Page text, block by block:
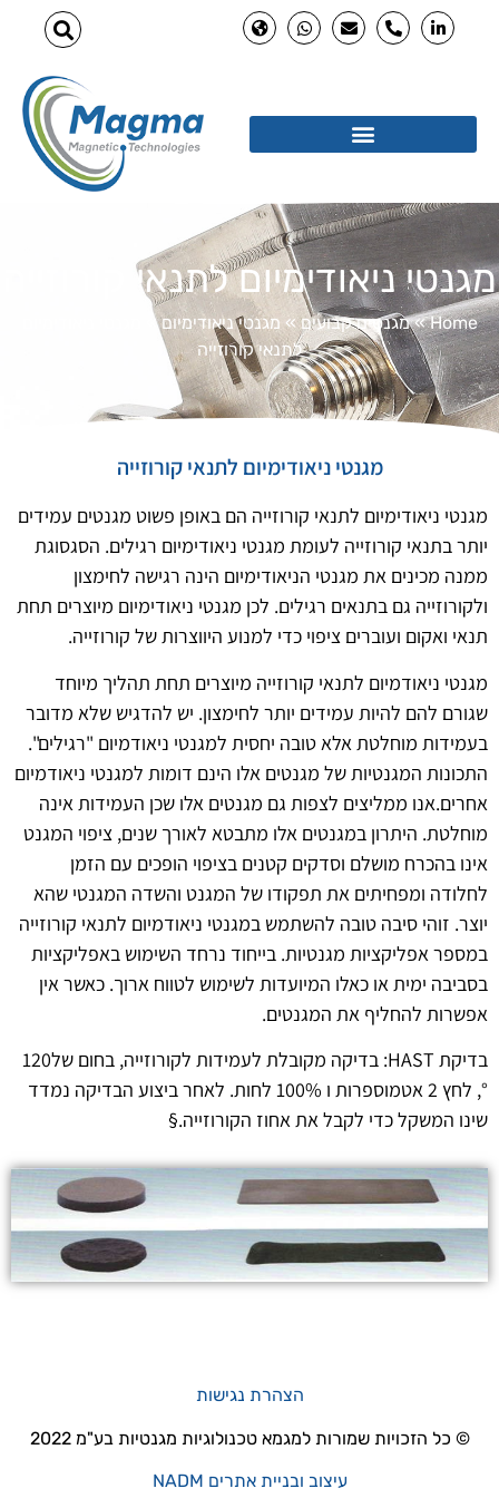
מגנטי ניאודימיום לתנאי קורוזייה
Home
»מגנטים קבועים» מגנטי ניאודימיום»
לתנאי קורוזייה
מגנטי ניאודימיום לתנאי קורוזייה
מגנטי ניאודימיום לתנאי קורוזייה הם באופן פשוט מגנטים עמידים
יותר בתנאי קורוזייה לעומת מגנטי ניאודימיום רגילים. הסגסוגת
ממנה מכינים את מגנטי הניאודימיום הינה רגישה לחימצון
ולקורוזייה גם בתנאים רגילים. לכן מגנטי ניאודימיום מיוצרים תחת
תנאי ואקום ועוברים ציפוי כדי למנוע היווצרות של קורוזייה.
מגנטי ניאודמיום לתנאי קורוזייה מיוצרים תחת תהליך מיוחד
שגורם להם להיות עמידים יותר לחימצון. יש להדגיש שלא מדובר
בעמידות מוחלטת אלא טובה יחסית למגנטי ניאודמיום "רגילים".
התכונות המגנטיות של מגנטים אלו הינם דומות למגנטי ניאודמיום
אחרים.אנו ממליצים לצפות גם מגנטים אלו שכן העמידות אינה
מוחלטת. היתרון במגנטים אלו מתבטא לאורך שנים, ציפוי המגנט
אינו בהכרח מושלם וסדקים קטנים בציפוי הופכים עם הזמן
לחלודה ומפחיתים את תפקודו של המגנט והשדה המגנטי שהא
יוצר. זוהי סיבה טובה להשתמש במגנטי ניאודמיום לתנאי קורוזייה
במספר אפליקציות מגנטיות. בייחוד נרחד השימוש באפליקציות
בסביבה ימית או כאלו המיועדות לשימוש לטווח ארוך. כאשר אין
אפשרות להחליף את המגנטים.
בדיקת HAST: בדיקה מקובלת לעמידות לקורוזייה, בחום של120
°, לחץ 2 אטמוספרות ו 100% לחות. לאחר ביצוע הבדיקה נמדד
שינו המשקל כדי לקבל את אחוז הקורוזייה.§
הצהרת נגישות
© כל הזכויות שמורות למגמא טכנולוגיות מגנטיות בע"מ 2022
עיצוב ובניית אתרים NADM